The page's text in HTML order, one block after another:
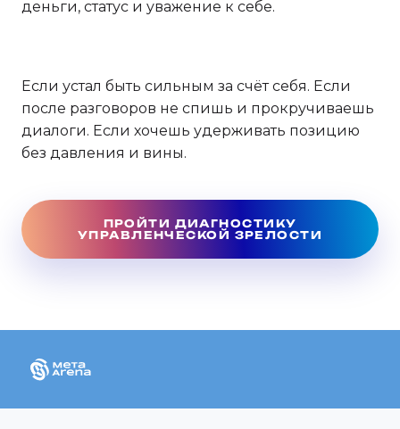
деньги, статус и уважение к себе.
Если устал быть сильным за счёт себя. Если
после разговоров не спишь и прокручиваешь
диалоги. Если хочешь удерживать позицию
без давления и вины.
ПРОЙТИ ДИАГНОСТИКУ
УПРАВЛЕНЧЕСКОЙ ЗРЕЛОСТИ